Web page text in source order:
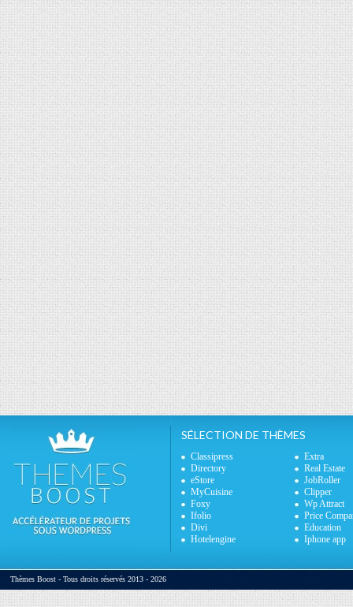
SÉLECTION DE THÈMES
Classipress
Extra
Directory
Real Estate
eStore
JobRoller
MyCuisine
Clipper
Foxy
Wp Attract
Ifolio
Price
Divi
Education
Hotelengine
Iphone app
Thèmes Boost - Tous droits réservés 2013 - 2026